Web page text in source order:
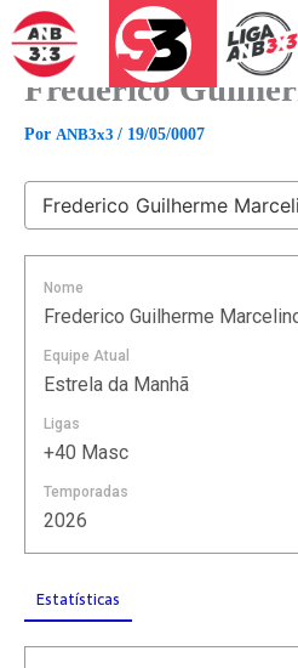
para
conteúdo
Frederico
Por ANB3x3 / 19/05/0007
Nome
Frederico Guilherme
Equipe Atual
Estrela da Manhã
Ligas
+40 Masc
Temporadas
2026
Estatísticas